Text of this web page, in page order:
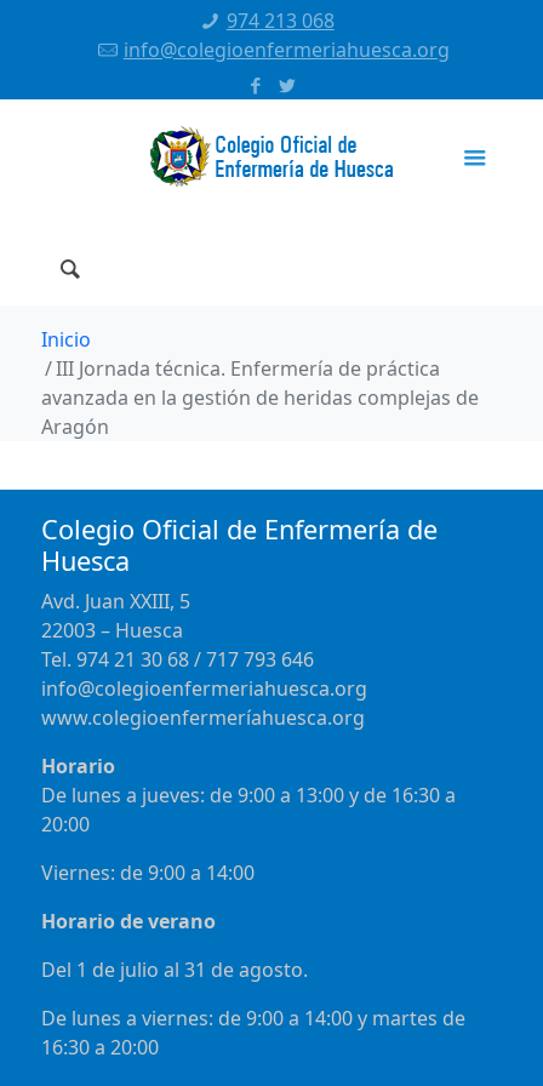
974 213 068
info@colegioenfermeriahuesca.org
Inicio
III Jornada técnica. Enfermería de práctica
avanzada en la gestión de heridas complejas de
Aragón
Colegio Oficial de Enfermería de
Huesca
Avd. Juan XXIII, 5
22003 – Huesca
Tel. 974 21 30 68 / 717 793 646
info@colegioenfermeriahuesca.org
www.colegioenfermeríahuesca.org
Horario
De lunes a jueves: de 9:00 a 13:00 y de 16:30 a
20:00
Viernes: de 9:00 a 14:00
Horario de verano
Del 1 de julio al 31 de agosto.
De lunes a viernes: de 9:00 a 14:00 y martes de
16:30 a 20:00